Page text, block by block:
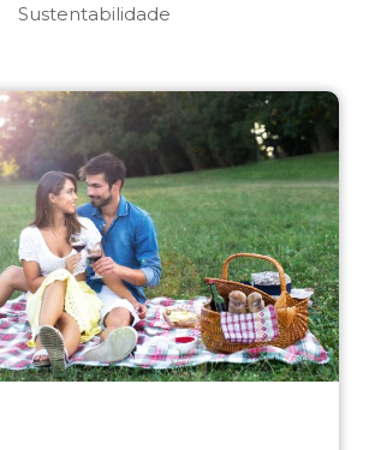
Sustentabilidade